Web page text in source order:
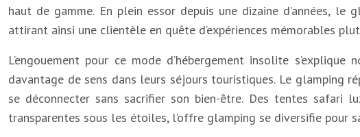
haut de gamme. En plein essor depuis une dizaine d’années,
attirant ainsi une clientèle en quête d’expériences mémorables
L’engouement pour ce mode d’hébergement insolite
davantage de sens dans leurs séjours touristiques. Le glamping
se déconnecter sans sacrifier son bien-être. Des tentes safari
transparentes sous les étoiles, l’offre glamping se diversifie pour